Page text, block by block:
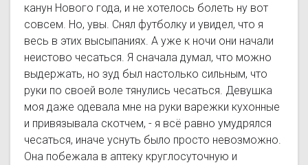
канун Нового года, и не хотелось болеть ну вот
совсем. Но, увы. Снял футболку и увидел, что я
весь в этих высыпаниях. А уже к ночи они начали
неистово чесаться. Я сначала думал, что можно
выдержать, но зуд был настолько сильным, что
руки по своей воле тянулись чесаться. Девушка
моя даже одевала мне на руки варежки кухонные
и привязывала скотчем, - я всё равно умудрялся
чесаться, иначе уснуть было просто невозможно.
Она побежала в аптеку круглосуточную и